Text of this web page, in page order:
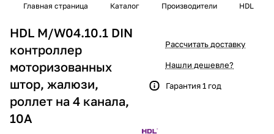
Главная страница Каталог Производители HDL
HDL M/W04.10.1 DIN
контроллер
моторизованных
штор, жалюзи,
роллет на 4 канала,
10А
Рассчитать доставку
Нашли дешевле?
Гарантия 1 год